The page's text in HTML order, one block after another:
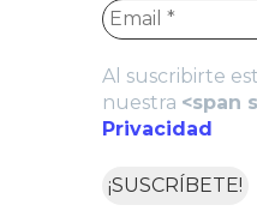
Al suscribirte
nuestra <span
Privacidad